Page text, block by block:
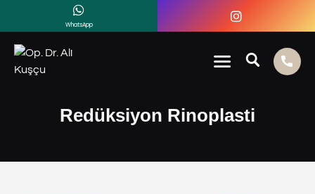
Redüksiyon Rinoplasti
WhatsApp